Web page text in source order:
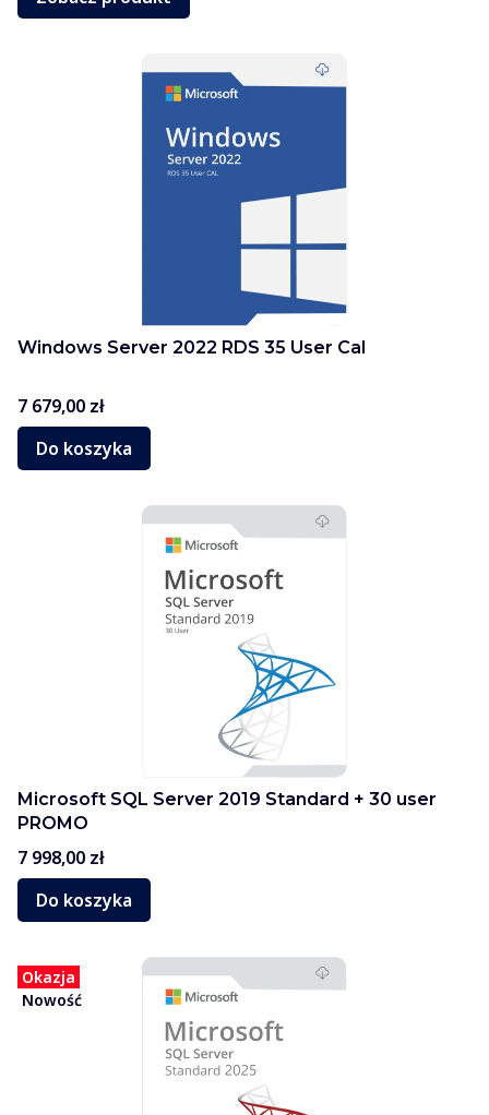
Windows Server 2022 RDS 35 User Cal
Cena
7 679,00 zł
Do koszyka
Microsoft SQL Server 2019 Standard + 30 user
PROMO
Cena
7 998,00 zł
Do koszyka
Okazja
Nowość